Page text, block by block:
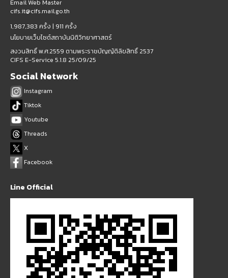
Email Web Master
cifs.it@cifs.mail.go.th
1,987,383 ครั้ง | 911 ครั้ง
นโยบายเว็บไซต์สถาบันนิติวิทยาศาสตร์
สงวนสิทธิ์ พ.ศ.2559 ตามพระราชบัญญัติลิขสิทธิ์ 2537
CIFS E-Service 5.1.8 25/09/25
Social Network
Instagram
Tiktok
Youtube
Threads
X
Facebook
Line Official